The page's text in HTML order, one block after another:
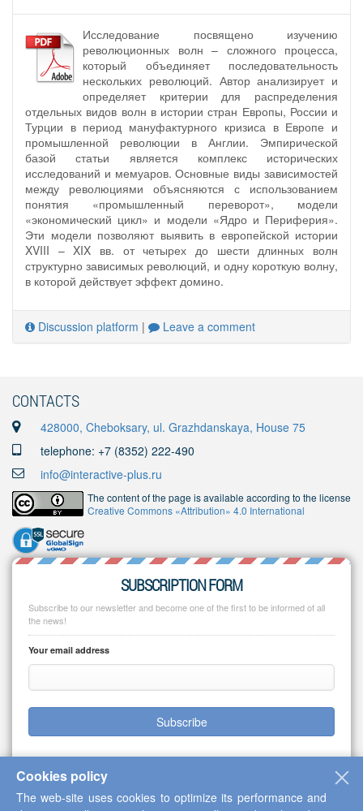
Исследование посвящено изучению
революционных волн – сложного процесса,
который объединяет последовательность
нескольких революций. Автор анализирует и
определяет критерии для распределения
отдельных видов волн в истории стран Европы, России и
Турции в период мануфактурного кризиса в Европе и
промышленной революции в Англии. Эмпирической
базой статьи является комплекс исторических
исследований и мемуаров. Основные виды зависимостей
между революциями объясняются с использованием
понятия «промышленный переворот», модели
«экономический цикл» и модели «Ядро и Периферия».
Эти модели позволяют выявить в европейской истории
XVIII – XIX вв. от четырех до шести длинных волн
структурно зависимых революций, и одну короткую волну,
в которой действует эффект домино.
Discussion platform | Leave a comment
CONTACTS
428000, Cheboksary, ul. Grazhdanskaya, House 75
telephone: +7 (8352) 222-490
info@interactive-plus.ru
The content of the page is available according to the license
Creative Commons «Attribution» 4.0 International
SUBSCRIPTION FORM
Subscribe to our newsletter and become one of the first to be informed of all
the news!
Your email address
Subscribe
Copyright © 2013-2026 Scientific Cooperation Center "Interactive Plus"
Cookies policy
The web-site uses cookies to optimize its performance and